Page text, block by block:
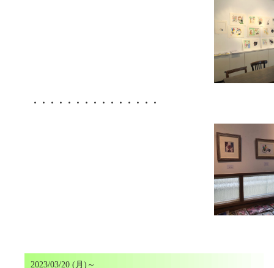
・・・・・・・・・・・・・・・
2023/03/20 (月)～